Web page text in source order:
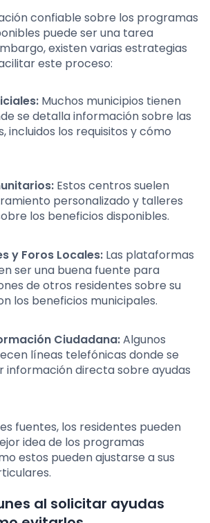
confiable sobre los programas
puede ser una tarea
existen varias estrategias
este proceso:
Muchos municipios tienen
se detalla información sobre las
incluidos los requisitos y cómo
Estos centros suelen
personalizado y talleres
los beneficios disponibles.
y Foros Locales: Las plataformas
ser una buena fuente para
de otros residentes sobre su
los beneficios municipales.
Ciudadana:Algunos
líneas telefónicas donde se
información directa sobre ayudas
fuentes, los residentes pueden
idea de los programas
estos pueden ajustarse a sus
al solicitar ayudas